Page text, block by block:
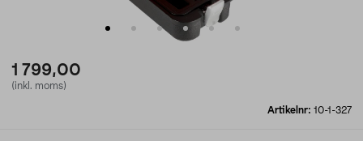
1 799,00
(inkl. moms)
Artikelnr: 10-1-327